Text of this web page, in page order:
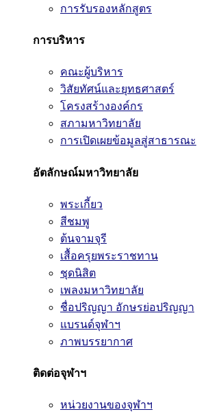
การรับรองหลักสูตร
การบริหาร
คณะผู้บริหาร
วิสัยทัศน์และยุทธศาสตร์
โครงสร้างองค์กร
สภามหาวิทยาลัย
การเปิดเผยข้อมูลสู่สาธารณะ
อัตลักษณ์มหาวิทยาลัย
พระเกี้ยว
สีชมพู
ต้นจามจุรี
เสื้อครุยพระราชทาน
ชุดนิสิต
เพลงมหาวิทยาลัย
ชื่อปริญญา อักษรย่อปริญญา
แบรนด์จุฬาฯ
ภาพบรรยากาศ
ติดต่อจุฬาฯ
หน่วยงานของจุฬาฯ